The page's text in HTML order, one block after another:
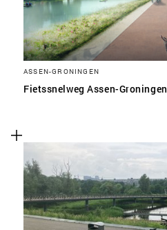
ASSEN-GRONINGEN
Fietssnelweg Assen-Groningen